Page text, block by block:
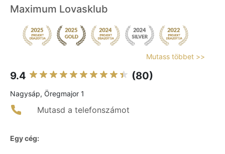
Maximum Lovasklub
Mutass többet >>
9.4 (80)
Nagysáp, Öregmajor 1
Mutasd a telefonszámot
Egy cég: